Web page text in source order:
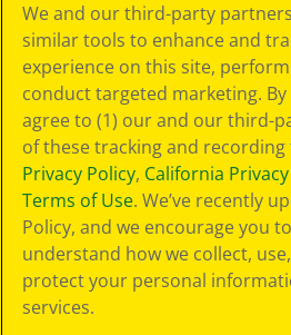
de privacidad
Política de
privacidad
Términos de SMS
GDPR
Aviso de
privacidad de CA
Cookie
Preferences
Condiciones de
uso
Accesibilidad web
Mapa del sitio
We and our third-party
similar tools to enhance and
experience on this site,
conduct targeted marketing.
agree to (1) our and our third-
of these tracking and
Privacy Policy, California
Terms of Use. We’ve recently
Policy, and we encourage you
understand how we collect,
protect your personal
services.